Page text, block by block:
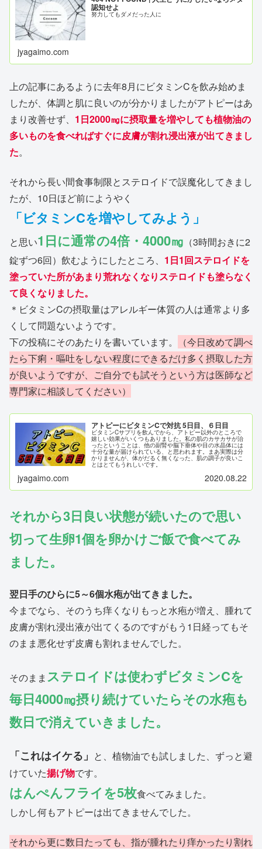
認知せよ
努力してもダメだった人に
jyagaimo.com
上の記事にあるように去年8月にビタミンCを飲み始めま
したが、体調と肌に良いのが分かりましたがアトピーはあ
まり改善せず、 1日2000㎎に摂取量を増やしても植物油の
多いものを食べればすぐに皮膚が割れ浸出液が出てきまし
た。
それから長い間食事制限とステロイドで誤魔化してきまし
たが、10日ほど前にようやく
「ビタミンCを増やしてみよう」
と思い1日に通常の4倍・4000㎎ （3時間おきに2
錠ずつ6回）飲むようにしたところ、 1日1回ステロイドを
塗っていた所があまり荒れなくなりステロイドも塗らなく
て良くなりました。
＊ビタミンCの摂取量はアレルギー体質の人は通常より多
くして問題ないようです。
下の投稿にそのあたりを書いています。
（今日改めて調べ
たら下痢・嘔吐をしない程度にできるだけ多く摂取した方
が良いようですが、ご自分でも試そうという方は医師など
専門家に相談してください）
アトピーにビタミンCで対抗 5日目、６日目
ビタミンCサプリを飲んでから、アトピー以外のところで
嬉しい効果がいくつもありました。私の肌のカサカサが治
ったということは、他の副腎や脳下垂体や目の水晶体には
十分な量が届けられている、と思われます。まあ実際は分
かりませんが、体がだるく無くなった、肌の調子が良いこ
とはとてもうれしいです。
jyagaimo.com 2020.08.22
それから3日良い状態が続いたので思い
切って生卵1個を卵かけご飯で食べてみ
ました。
翌日手のひらに5～6個水疱が出てきました。
今までなら、そのうち痒くなりもっと水疱が増え、腫れて
皮膚が割れ浸出液が出てくるのですがもう1日経ってもそ
のまま悪化せず皮膚も割れませんでした。
そのまま ステロイドは使わずビタミンCを
毎日4000㎎摂り続けていたらその水疱も
数日で消え ていきました。
「これはイケる」 と、植物油でも試しました、ずっと避
けていた揚げ物です。
はんぺんフライを5枚食べてみました。
しかし何もアトピーは出てきませんでした。
それから更に数日たっても、指が腫れたり痒かったり割れ